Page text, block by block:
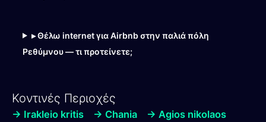
▸ Θέλω internet για Airbnb στην παλιά πόλη
Ρεθύμνου — τι προτείνετε;
Κοντινές Περιοχές
→ Irakleio kritis → Chania → Agios nikolaos